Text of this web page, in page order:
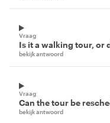
Vraag
Is it a walking tour, or
bekijk antwoord
Vraag
Can the tour be
bekijk antwoord